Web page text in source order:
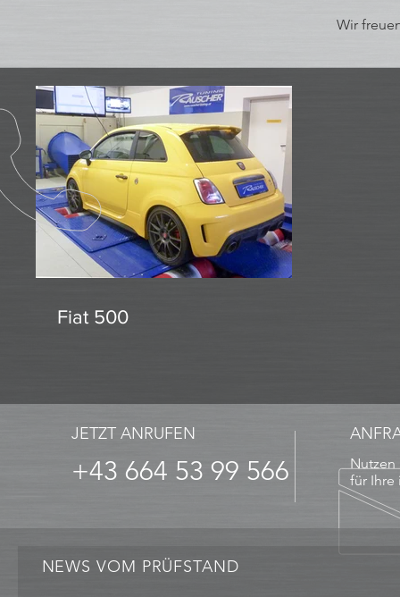
Wir
Fiat 500
JETZT ANRUFEN
+43 664 53 99 566
Nutzen
für
NEWS VOM PRÜFSTAND